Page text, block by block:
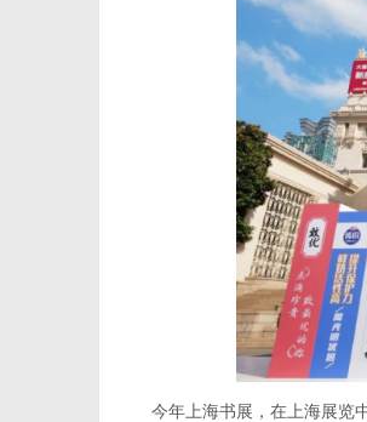
今年上海书展，在上海展览